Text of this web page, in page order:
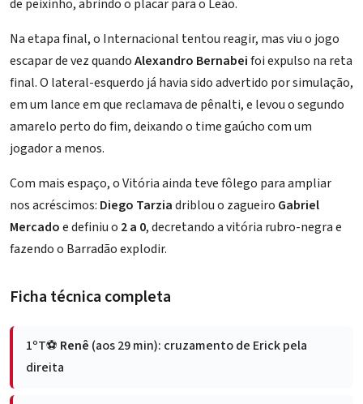
de peixinho, abrindo o placar para o Leão.
Na etapa final, o Internacional tentou reagir, mas viu o jogo
escapar de vez quandoAlexandro Bernabeifoi expulso na reta
final. O lateral-esquerdo já havia sido advertido por simulação,
em um lance em que reclamava de pênalti, e levou o segundo
amarelo perto do fim, deixando o time gaúcho com um
jogador a menos.
Com mais espaço, o Vitória ainda teve fôlego para ampliar
nos acréscimos: Diego Tarziadriblou o zagueiro Gabriel
Mercadoe definiu o 2 a 0, decretando a vitória rubro-negra e
fazendo o Barradão explodir.
Ficha técnica completa
1ºT⚽ Renê (aos 29 min): cruzamento de Erick pela
direita